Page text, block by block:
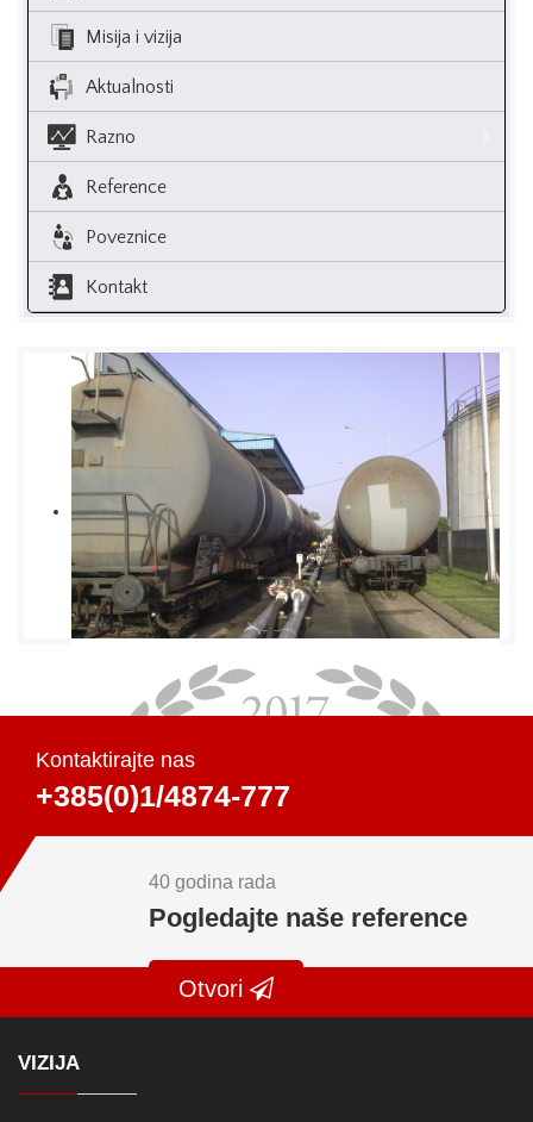
Misija i vizija
Aktualnosti
Razno
Reference
Poveznice
Kontakt
Kontaktirajte nas
+385(0)1/4874-777
40 godina rada
Pogledajte naše reference
Otvori
VIZIJA